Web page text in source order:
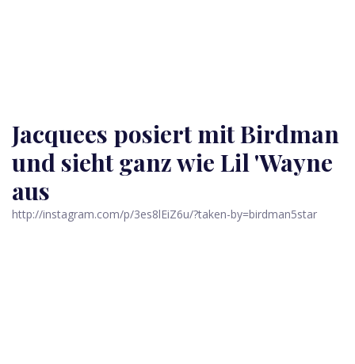
Jacquees posiert mit Birdman
und sieht ganz wie Lil 'Wayne
aus
http://instagram.com/p/3es8lEiZ6u/?taken-by=birdman5star